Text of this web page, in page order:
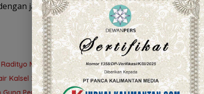
jalan yang berbeda-beda,” pungkas Saidan.
Mengawal Restorative Justice
Kalsel 2026, Kesempatan bagi Pencari Kerja